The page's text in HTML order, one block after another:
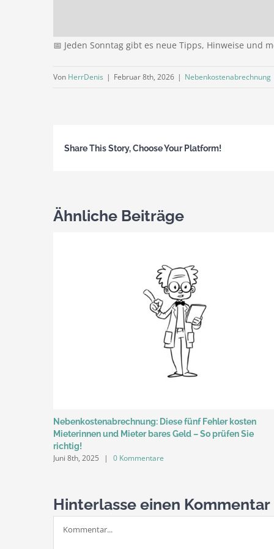
📅 Jeden Sonntag gibt es neue Tipps, Hinweise und
Von HerrDenis | Februar 8th, 2026 | Nebenkostenabrechnung
Share This Story, Choose Your Platform!
Ähnliche Beiträge
Nebenkostenabrechnung: Diese fünf Fehler kosten
Mieterinnen und Mieter bares Geld – So prüfen Sie
richtig!
Juni 8th, 2025 | 0 Kommentare
Hinterlasse einen Kommentar